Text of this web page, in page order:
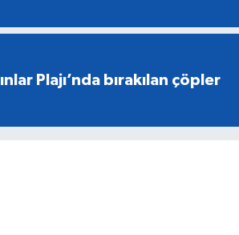
Plajı’nda bırakılan çöpler